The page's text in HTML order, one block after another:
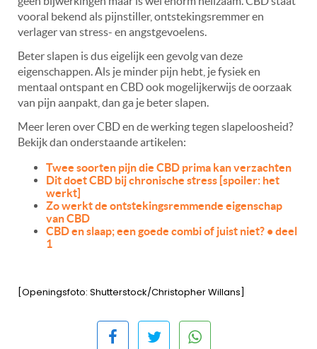
vooral bekend als pijnstiller, ontstekingsremmer en
verlager van stress- en angstgevoelens.
Beter slapen is dus eigelijk een gevolg van deze
eigenschappen. Als je minder pijn hebt, je fysiek en
mentaal ontspant en CBD ook mogelijkerwijs de oorzaak
van pijn aanpakt, dan ga je beter slapen.
Meer leren over CBD en de werking tegen slapeloosheid?
Bekijk dan onderstaande artikelen:
Twee soorten pijn die CBD prima kan verzachten
Dit doet CBD bij chronische stress [spoiler: het
werkt]
Zo werkt de ontstekingsremmende eigenschap
van CBD
CBD en slaap; een goede combi of juist niet? • deel
1
[Openingsfoto: Shutterstock/Christopher Willans]